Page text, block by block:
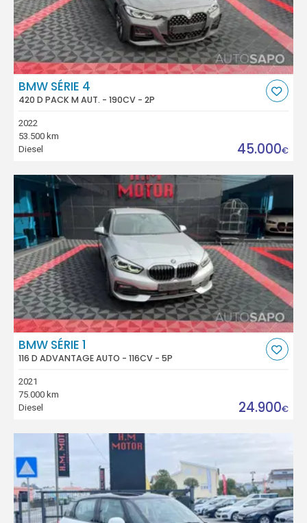
BMW SÉRIE 4
420 D PACK M AUT. - 190CV - 2P
2022
53.500 km
Diesel
45.000€
BMW SÉRIE 1
116 D ADVANTAGE AUTO - 116CV - 5P
2021
75.000 km
Diesel
24.900€